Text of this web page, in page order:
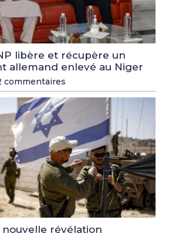
libère et récupère un
allemand enlevé au Niger
commentaires
nouvelle révélation